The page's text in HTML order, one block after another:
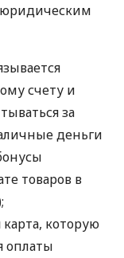
счету и
за
деньги
товаров в
которую
оплаты